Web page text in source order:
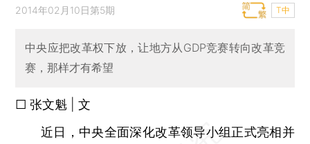
2014年02月10日第5期 T中
中央应把改革权下放，让地方从GDP竞赛转向改革竞
赛，那样才有希望
□ 张文魁 | 文
近日，中央全面深化改革领导小组正式亮相并